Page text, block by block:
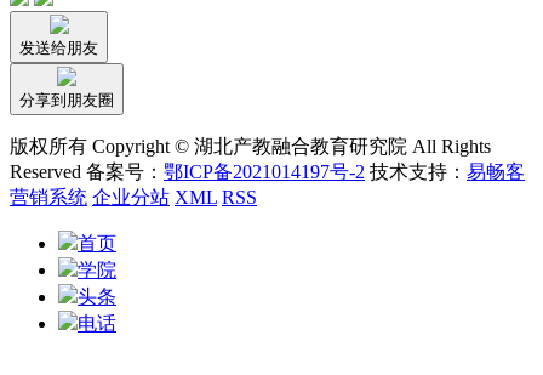
发送给朋友
分享到朋友圈
版权所有 Copyright © 湖北产教融合教育研究院 All Rights
Reserved 备案号： 鄂ICP备2021014197号-2 技术支持： 易畅客
营销系统 企业分站 XML RSS
首页
学院
头条
电话